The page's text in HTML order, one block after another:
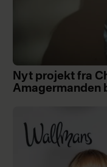
Nyt projekt fra
Amagermanden